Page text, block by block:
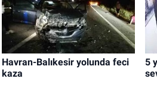
Havran-Balıkesir yolunda feci
kaza
5